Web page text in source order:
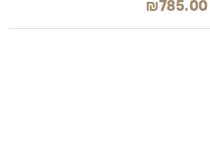
₪785.00